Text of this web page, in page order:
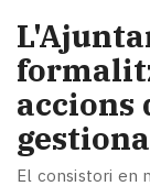
Enquestes
A
escena!
Dis
la
teva!
accions
El consistori en